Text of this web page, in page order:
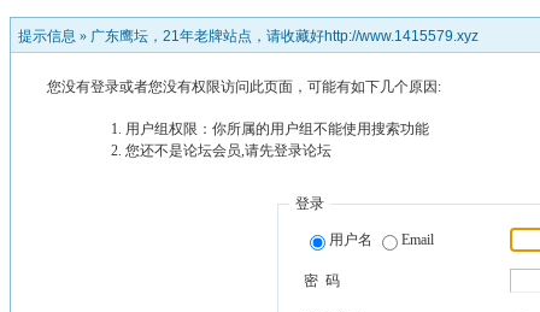
提示信息 » 广东鹰坛，21年老牌站点，请收藏好http://www.1415579.xyz
您没有登录或者您没有权限访问此页面，可能有如下几个原因:
用户组权限：你所属的用户组不能使用搜索功能
您还不是论坛会员,请先登录论坛
登录
用户名 Email
密 码